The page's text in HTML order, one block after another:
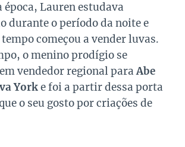
época, Lauren estudava
durante o período da noite e
começou a vender luvas.
o menino prodígio se
vendedor regional paraAbe
Yorke foi a partir dessa porta
o seu gosto por criações de